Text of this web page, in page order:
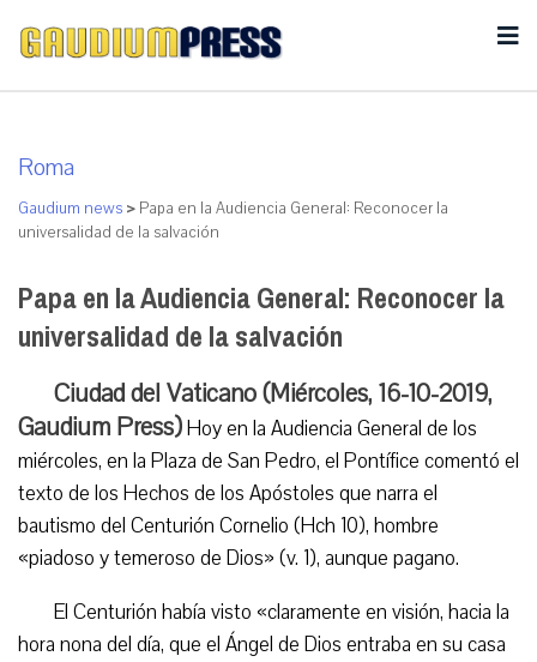
Roma
Gaudium news > Papa en la Audiencia General: Reconocer la
universalidad de la salvación
Papa en la Audiencia General: Reconocer la
universalidad de la salvación
Ciudad del Vaticano (Miércoles, 16-10-2019,
Gaudium Press)Hoy en la Audiencia General de los
miércoles, en la Plaza de San Pedro, el Pontífice comentó el
texto de los Hechos de los Apóstoles que narra el
bautismo del Centurión Cornelio (Hch 10), hombre
«piadoso y temeroso de Dios» (v. 1), aunque pagano.
El Centurión había visto «claramente en visión, hacia la
hora nona del día, que el Ángel de Dios entraba en su casa